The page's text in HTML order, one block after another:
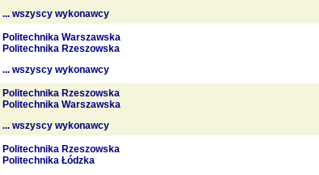
... wszyscy wykonawcy
Politechnika Warszawska
Politechnika Rzeszowska
... wszyscy wykonawcy
Politechnika Rzeszowska
Politechnika Warszawska
... wszyscy wykonawcy
Politechnika Rzeszowska
Politechnika Łódzka